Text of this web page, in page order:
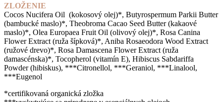
ZLOŽENIE
Cocos Nucifera Oil (kokosový olej)*, Butyrospermum Parkii Butter
(bambucké maslo)*, Theobroma Cacao Seed Butter (kakaové
maslo)*, Olea Europaea Fruit Oil (olivový olej)*, Rosa Canina
Flower Extract (ruža šípková)*, Aniba Rosaeodora Wood Extract
(ružové drevo)*, Rosa Damascena Flower Extract (ruža
damascénska)*, Tocopherol (vitamín E), Hibiscus Sabdariffa
Powder (hibiskus), ***Citronellol, ***Geraniol, ***Linalool,
***Eugenol
*certifikovaná organická zložka